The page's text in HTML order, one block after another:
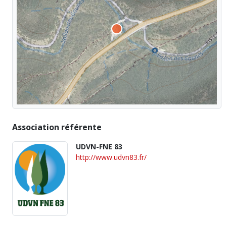
Association référente
UDVN-FNE 83
http://www.udvn83.fr/